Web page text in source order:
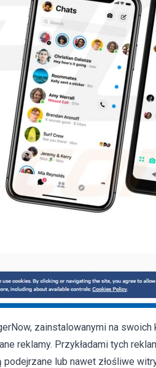
zainstalowanymi na swoich
reklamy. Przykładami tych
lub nawet złośliwe